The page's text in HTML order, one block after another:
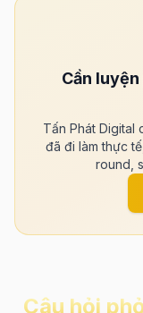
Cần
Tấn Phát Digital
đã đi làm thực
round,
Câu hỏi